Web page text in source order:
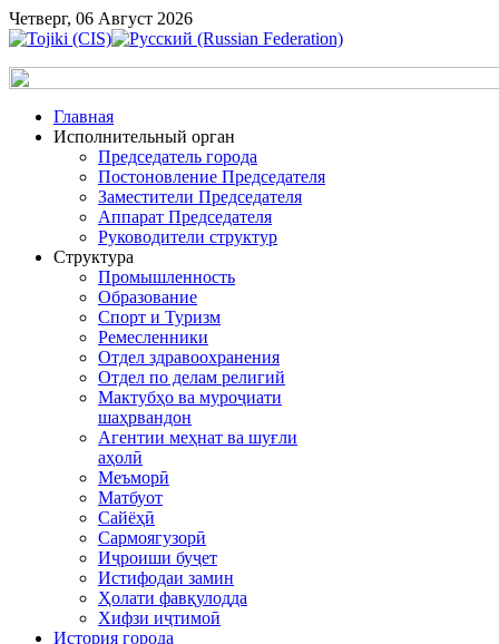
Четверг, 06 Август 2026
Главная
Исполнительный орган
Председатель города
Постоновление Председателя
Заместители Председателя
Аппарат Председателя
Руководители структур
Структура
Промышленность
Образование
Спорт и Туризм
Ремесленники
Отдел здравоохранения
Отдел по делам религий
Мактубҳо ва муроҷиати
шаҳрвандон
Агентии меҳнат ва шуғли
аҳолӣ
Меъморӣ
Матбуот
Сайёҳӣ
Сармоягузорӣ
Иҷроиши буҷет
Истифодаи замин
Ҳолати фавқулодда
Хифзи иҷтимоӣ
История города